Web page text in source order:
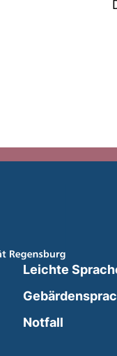
new window)
Leichte
Notfall